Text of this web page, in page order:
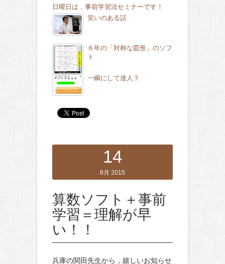
日曜日は，事前学習法セミナーです！
笑いのある話
６年の「対称な図形」のソフ
ト
一瞬にして達人？
14
8月 2015
算数ソフト＋事前
学習＝理解が早
い！！
兵庫の関田先生から，嬉しいお知らせ